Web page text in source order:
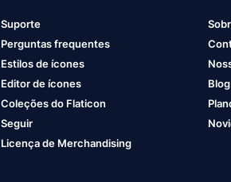
Suporte
Perguntas frequentes
Estilos de ícones
Editor de ícones
Coleções do Flaticon
Seguir
Licença de Merchandising
Blog